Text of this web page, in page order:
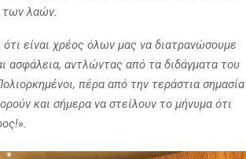
των λαών.
είναι χρέος όλων μας να διατρανώσουμε
ασφάλεια, αντλώντας από τα διδάγματα του
πέρα από την τεράστια σημασία
και σήμερα να στείλουν το μήνυμα ότι